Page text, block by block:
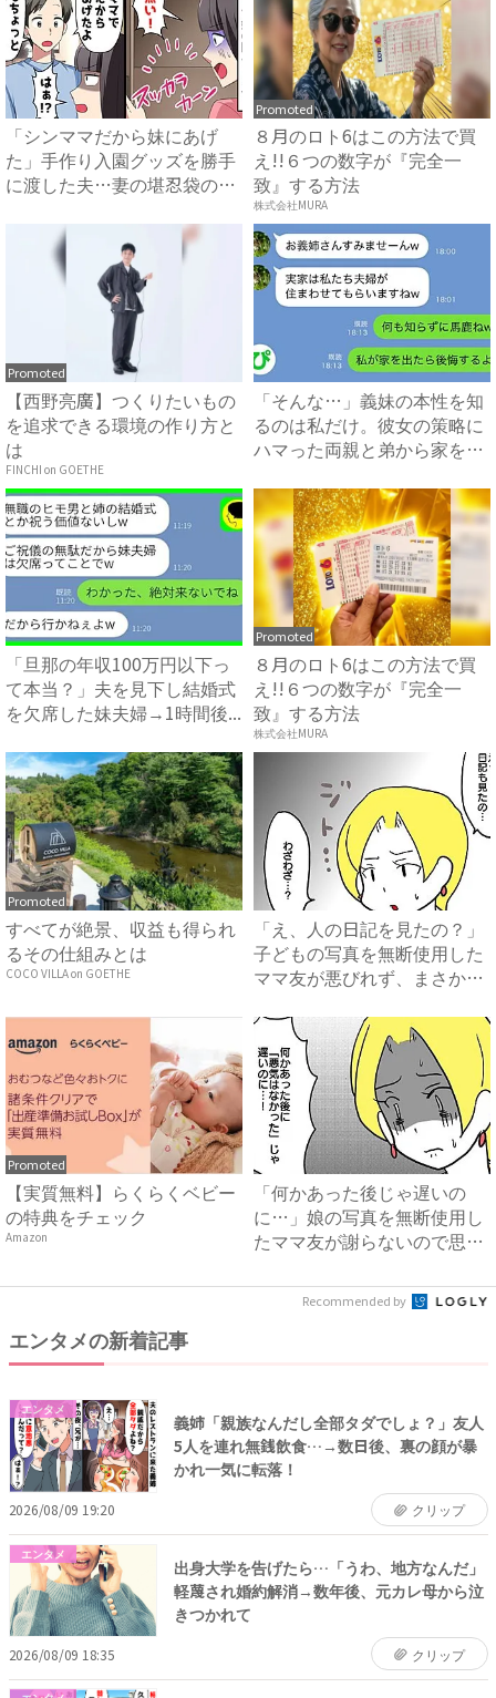
「シンママだから妹にあげ
た」手作り入園グッズを勝手
に渡した夫…妻の堪忍袋の緒
Promoted
８月のロト6はこの方法で買
え!!６つの数字が『完全一
致』する方法
株式会社MURA
Promoted
【西野亮廣】つくりたいもの
を追求できる環境の作り方と
は
FINCHI on GOETHE
「そんな…」義妹の本性を知
るのは私だけ。彼女の策略に
ハマった両親と弟から家を追
「旦那の年収100万円以下っ
て本当？」夫を見下し結婚式
を欠席した妹夫婦→1時間後...
Promoted
８月のロト6はこの方法で買
え!!６つの数字が『完全一
致』する方法
株式会社MURA
Promoted
すべてが絶景、収益も得られ
るその仕組みとは
COCO VILLA on GOETHE
「え、人の日記を見たの？」
子どもの写真を無断使用した
ママ友が悪びれず、まさか
Promoted
【実質無料】らくらくベビー
の特典をチェック
Amazon
「何かあった後じゃ遅いの
に…」娘の写真を無断使用し
たママ友が謝らないので思わ
Recommended by
エンタメの新着記事
エンタメ
義姉「親族なんだし全部タダでしょ？」友人
5人を連れ無銭飲食…→数日後、裏の顔が暴
かれ一気に転落！
2026/08/09 19:20 クリップ
エンタメ
出身大学を告げたら…「うわ、地方なんだ」
軽蔑され婚約解消→数年後、元カレ母から泣
きつかれて
2026/08/09 18:35 クリップ